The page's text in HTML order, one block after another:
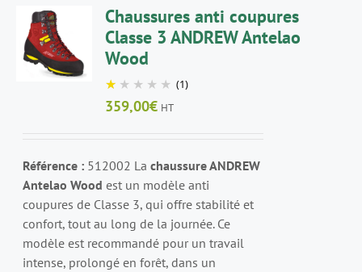
CHOIX
DES
OPTIONS
CE
PRODUIT
PLUSIEURS
OPTIONS
ÊTRE
CHOISIES
SUR
LA
PAGE
/
Chaussures anti coupures
Classe 3 ANDREW Antelao
Wood
(1)
359,00€ HT
Référence : 512002 Lachaussure ANDREW
Antelao Wood est un modèle anti
coupures de Classe 3, qui offre stabilité et
confort, tout au long de la journée. Ce
modèle est recommandé pour un travail
intense, prolongé en forêt, dans un